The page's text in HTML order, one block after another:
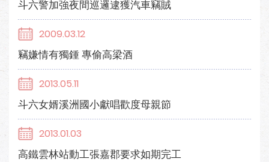
斗六警加強夜間巡邏逮獲汽車竊賊
2009.03.12
竊嫌情有獨鍾 專偷高梁酒
2013.05.11
斗六女婿溪洲國小獻唱歡度母親節
2013.01.03
高鐵雲林站動工張嘉郡要求如期完工